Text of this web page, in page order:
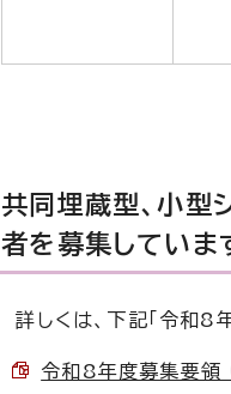
共同埋蔵型、小型
者を募集していま
詳しくは、下記「令和8
令和8年度募集要